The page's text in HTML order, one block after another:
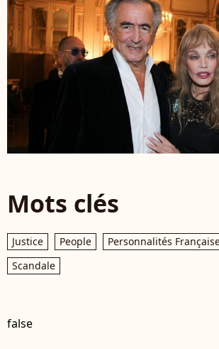
Mots clés
Justice People Personnalités
Scandale
false